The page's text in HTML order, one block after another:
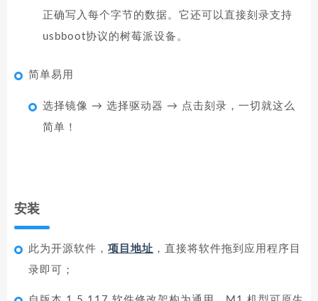
正确写入每个字节的数据。它还可以直接刻录支持
usbboot协议的树莓派设备。
简单易用
选择镜像 → 选择驱动器 → 点击刻录，一切就这么
简单！
安装
此为开源软件， 项目地址 ，直接将软件拖到应用程序目
录即可；